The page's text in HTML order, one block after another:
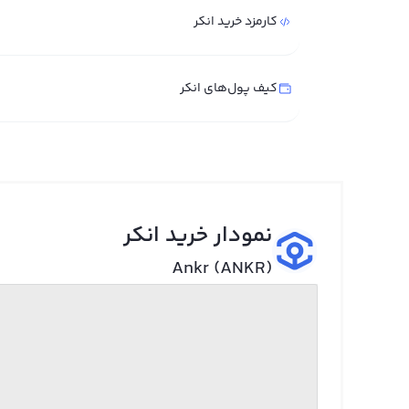
کارمزد خرید انکر
کیف پول‌های انکر
نمودار خرید انکر
Ankr (ANKR)